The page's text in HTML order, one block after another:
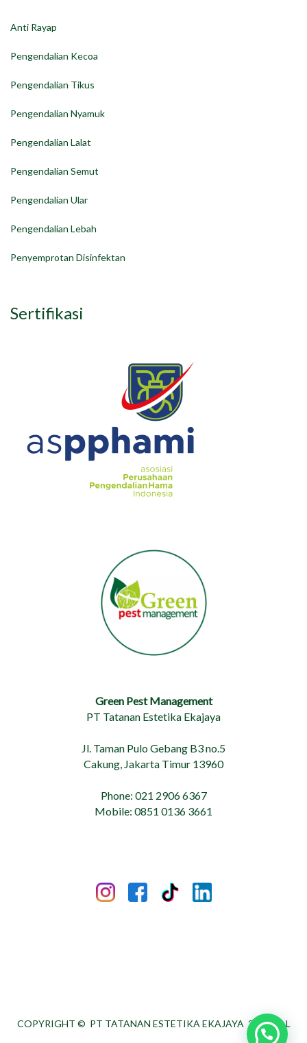
Anti Rayap
Pengendalian Kecoa
Pengendalian Tikus
Pengendalian Nyamuk
Pengendalian Lalat
Pengendalian Semut
Pengendalian Ular
Pengendalian Lebah
Penyemprotan Disinfektan
Sertifikasi
Green Pest Management
PT Tatanan Estetika Ekajaya
Jl. Taman Pulo Gebang B3 no.5
Cakung, Jakarta Timur 13960
Phone: 021 2906 6367
Mobile: 0851 0136 3661
COPYRIGHT © PT TATANAN ESTETIKA EKAJAYA 2026. ALL